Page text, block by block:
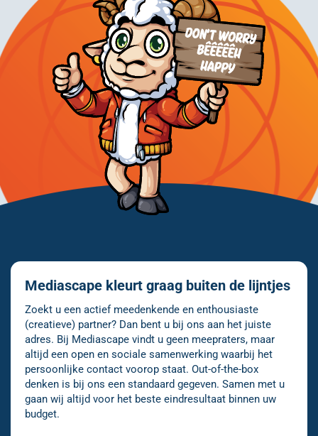
Mediascape kleurt graag buiten de lijntjes
Zoekt u een actief meedenkende en enthousiaste
(creatieve) partner? Dan bent u bij ons aan het juiste
adres. Bij Mediascape vindt u geen meepraters, maar
altijd een open en sociale samenwerking waarbij het
persoonlijke contact voorop staat. Out-of-the-box
denken is bij ons een standaard gegeven. Samen met u
gaan wij altijd voor het beste eindresultaat binnen uw
budget.